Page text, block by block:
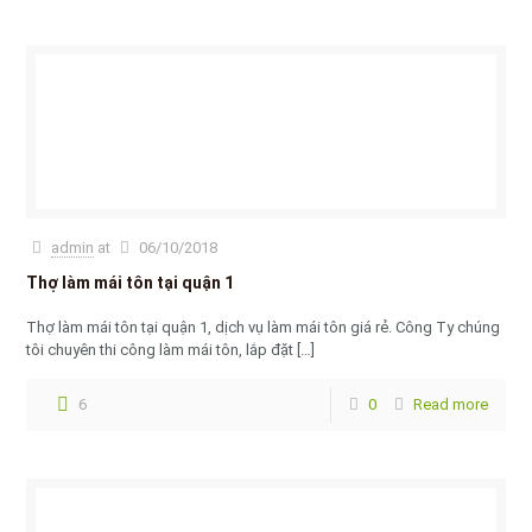
admin at 06/10/2018
Thợ làm mái tôn tại quận 1
Thợ làm mái tôn tại quận 1, dịch vụ làm mái tôn giá rẻ. Công Ty chúng
tôi chuyên thi công làm mái tôn, lắp đặt
6 0 Read more